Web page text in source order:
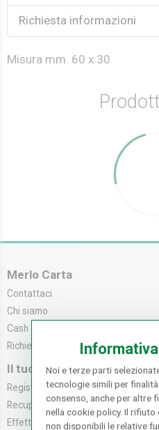
Richiesta informazioni
Misura mm. 60 x 30
Merlo Carta
Contattaci
Chi siamo
Cash & Carry
Richiedi catalogo
Il tuo Account
Registrati
Recupera la Passwo...
Effettua un Reso
Noi e terze parti
tecnologie simili per
consenso, anche per altre
nella cookie policy. Il
non disponibili le relative